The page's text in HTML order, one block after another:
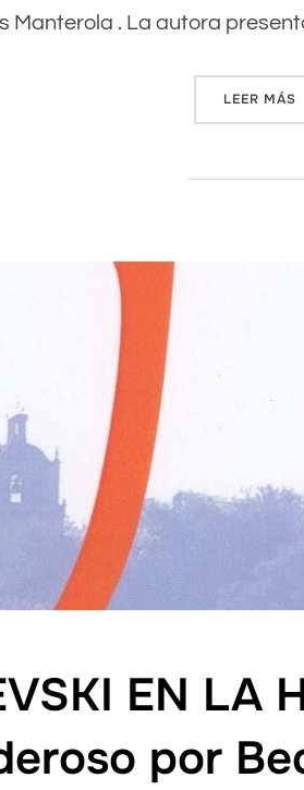
Manterola . La autora
LEER MÁS
EN LA
por